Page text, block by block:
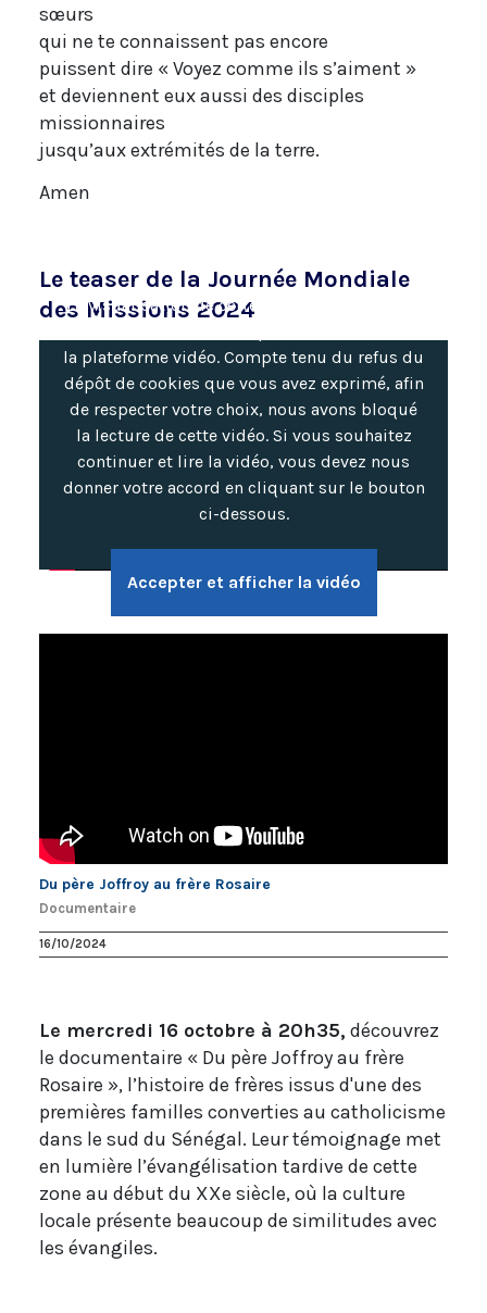
sœurs
qui ne te connaissent pas encore
puissent dire « Voyez comme ils s’aiment »
et deviennent eux aussi des disciples
missionnaires
jusqu’aux extrémités de la terre.
Amen
Le teaser de la Journée Mondiale
des Missions 2024
La visualisation de cette vidéo peut entraîner
la plateforme vidéo. Compte tenu du refus du
dépôt de cookies que vous avez exprimé, afin
de respecter votre choix, nous avons bloqué
la lecture de cette vidéo. Si vous souhaitez
continuer et lire la vidéo, vous devez nous
donner votre accord en cliquant sur le bouton
ci-dessous.
Accepter et afficher la vidéo
Du père Joffroy au frère Rosaire
Documentaire
16/10/2024
Le mercredi 16 octobre à 20h35, découvrez
le documentaire « Du père Joffroy au frère
Rosaire », l’histoire de frères issus d'une des
premières familles converties au catholicisme
dans le sud du Sénégal. Leur témoignage met
en lumière l’évangélisation tardive de cette
zone au début du XXe siècle, où la culture
locale présente beaucoup de similitudes avec
les évangiles.